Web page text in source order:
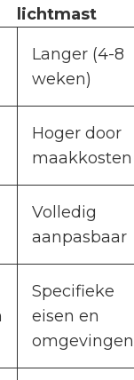
lichtmast
Langer (4-8
weken)
Hoger door
maakkosten
Volledig
aanpasbaar
Specifieke
eisen en
omgevingen